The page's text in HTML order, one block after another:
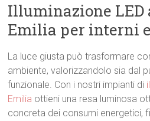
Illuminazione LED
Emilia per interni
La luce giusta può trasformare
ambiente, valorizzandolo sia dal
funzionale. Con i nostri impianti di
Emilia ottieni una resa luminosa
concreta dei consumi energetici,